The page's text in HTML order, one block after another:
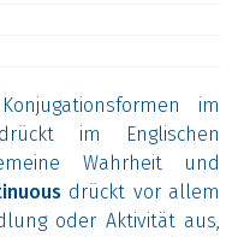
im
im Englischen
Wahrheit und
drückt vor allem
oder Aktivität aus,